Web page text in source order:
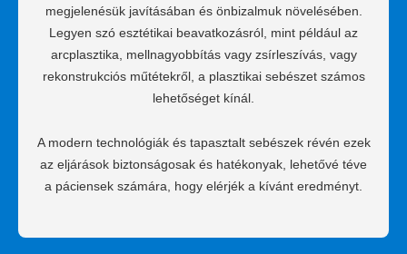
megjelenésük javításában és önbizalmuk növelésében.
Legyen szó esztétikai beavatkozásról, mint például az
arcplasztika, mellnagyobbítás vagy zsírleszívás, vagy
rekonstrukciós műtétekről, a plasztikai sebészet számos
lehetőséget kínál.
A modern technológiák és tapasztalt sebészek révén ezek
az eljárások biztonságosak és hatékonyak, lehetővé téve
a páciensek számára, hogy elérjék a kívánt eredményt.